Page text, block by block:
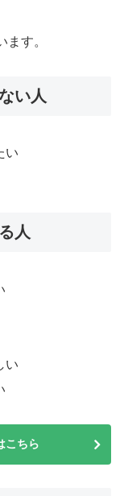
す。
い人
い
人
い
こちら